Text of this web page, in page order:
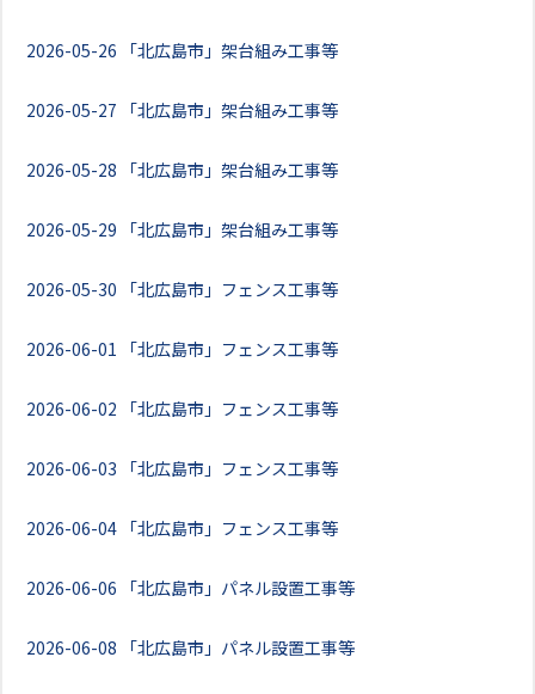
2026-05-26 「北広島市」架台組み工事等
2026-05-27 「北広島市」架台組み工事等
2026-05-28 「北広島市」架台組み工事等
2026-05-29 「北広島市」架台組み工事等
2026-05-30 「北広島市」フェンス工事等
2026-06-01 「北広島市」フェンス工事等
2026-06-02 「北広島市」フェンス工事等
2026-06-03 「北広島市」フェンス工事等
2026-06-04 「北広島市」フェンス工事等
2026-06-06 「北広島市」パネル設置工事等
2026-06-08 「北広島市」パネル設置工事等